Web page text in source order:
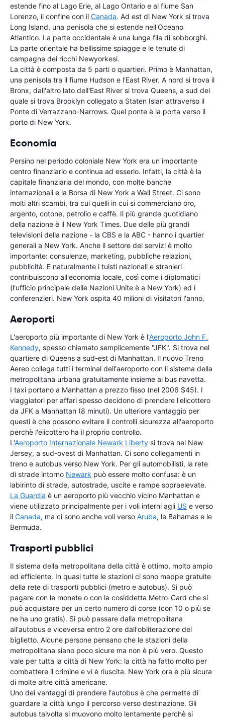
estende fino al Lago Erie, al Lago Ontario e al fiume San
Lorenzo, il confine con il Canada. Ad est di New York si trova
Long Island, una penisola che si estende nell'Oceano
Atlantico. La parte occidentale è una lunga fila di sobborghi.
La parte orientale ha bellissime spiagge e le tenute di
campagna dei ricchi Newyorkesi.
La città è composta da 5 parti o quartieri. Primo è Manhattan,
una penisola tra il fiume Hudson e l'East River. A nord si trova il
Bronx, dall'altro lato dell'East River si trova Queens, a sud del
quale si trova Brooklyn collegato a Staten Islan attraverso il
Ponte di Verrazzano-Narrows. Quel ponte è la porta verso il
porto di New York.
Economia
Persino nel periodo coloniale New York era un importante
centro finanziario e continua ad esserlo. Infatti, la città è la
capitale finanziaria del mondo, con molte banche
internazionali e la Borsa di New York a Wall Street. Ci sono
molti altri scambi, tra cui quelli in cui si commerciano oro,
argento, cotone, petrolio e caffè. Il più grande quotidiano
della nazione è il New York Times. Due delle più grandi
televisioni della nazione - la CBS e la ABC - hanno i quartier
generali a New York. Anche il settore dei servizi è molto
importante: consulenze, marketing, pubbliche relazioni,
pubblicità. E naturalmente i tuisti nazionali e stranieri
contribuiscono all'economia locale, così come i diplomatici
(l'ufficio principale delle Nazioni Unite è a New York) ed i
conferenzieri. New York ospita 40 milioni di visitatori l'anno.
Aeroporti
L'aeroporto più importante di New York è l'Aeroporto John F.
Kennedy, spesso chiamato semplicemente "JFK". Si trova nel
quartiere di Queens a sud-est di Manhattan. Il nuovo Treno
Aereo collega tutti i terminal dell'aeroporto con il sistema della
metropolitana urbana gratuitamente insieme ai bus navetta.
I taxi portano a Manhattan a prezzo fisso (nel 2006 $45). I
viaggiatori per affari spesso decidono di prendere l'elicottero
da JFK a Manhattan (8 minuti). Un ulteriore vantaggio per
questi è che possono evitare il controlli sicurezza all'aeroporto
perchè l'elicottero ha il proprio controllo.
L'Aeroporto Internazionale Newark Liberty si trova nel New
Jersey, a sud-ovest di Manhattan. Ci sono collegamenti in
treno e autobus verso New York. Per gli automobilisti, la rete
di strade intorno Newark può essere molto confusa: è un
labirinto di strade, autostrade, uscite e rampe sopraelevate.
La Guardia è un aeroporto più vecchio vicino Manhattan e
viene utilizzato principalmente per i voli interni agli US e verso
il Canada, ma ci sono anche voli verso Aruba, le Bahamas e le
Bermuda.
Trasporti pubblici
Il sistema della metropolitana della città è ottimo, molto ampio
ed efficiente. In quasi tutte le stazioni ci sono mappe gratuite
della rete di trasporti pubblici (metro e autobus). Si può
pagare con le monete o con la cosiddetta Metro-Card che si
può acquistare per un certo numero di corse (con 10 o più se
ne ha uno gratis). Si può passare dalla metropolitana
all'autobus e viceversa entro 2 ore dall'obliterazione del
biglietto. Alcune persone pensano che le stazioni della
metropolitana siano poco sicure ma non è più vero. Questo
vale per tutta la città di New York: la città ha fatto molto per
combattere il crimine e vi è riuscita. New York ora è più sicura
di molte altre città americane.
Uno dei vantaggi di prendere l'autobus è che permette di
guardare la città lungo il percorso verso destinazione. Gli
autobus talvolta si muovono molto lentamente perchè si